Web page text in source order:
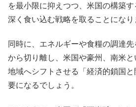
を最小限に抑えつつ、米国の構築
深く食い込む戦略を取ることになり
同時に、エネルギーや食糧の調達
から切り離し、米国や豪州、南米
地域へシフトさせる「経済的鎖国
要になるでしょう。